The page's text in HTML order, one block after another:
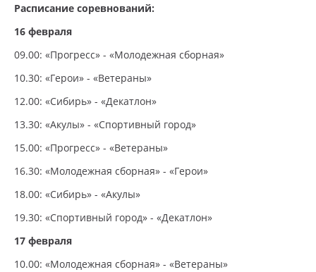
Расписание соревнований:
16 февраля
09.00: «Прогресс» - «Молодежная сборная»
10.30: «Герои» - «Ветераны»
12.00: «Сибирь» - «Декатлон»
13.30: «Акулы» - «Спортивный город»
15.00: «Прогресс» - «Ветераны»
16.30: «Молодежная сборная» - «Герои»
18.00: «Сибирь» - «Акулы»
19.30: «Спортивный город» - «Декатлон»
17 февраля
10.00: «Молодежная сборная» - «Ветераны»